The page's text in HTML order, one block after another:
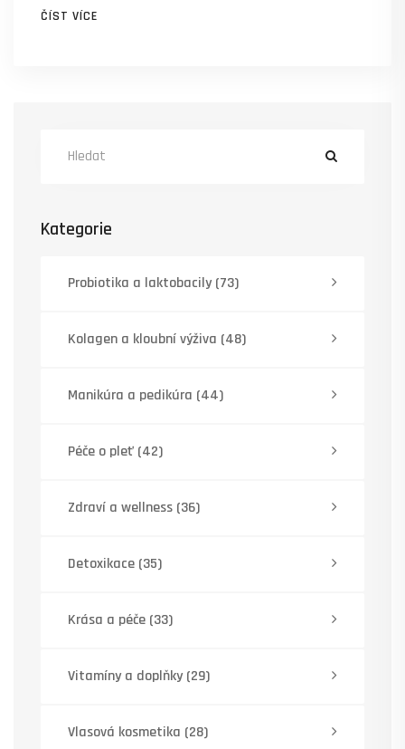
ČÍST VÍCE
Kategorie
Probiotika a laktobacily(73)
Kolagen a kloubní výživa (48)
Manikúra a pedikúra (44)
Péče o pleť (42)
Zdraví a wellness (36)
Detoxikace (35)
Krása a péče (33)
Vitamíny a doplňky(29)
Vlasová kosmetika (28)